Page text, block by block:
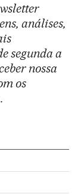
análises,
segunda a
nossa
os